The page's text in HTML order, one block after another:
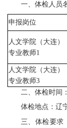
一、体检人员
申报岗位
人文学院（大连）
专业教师1
人文学院（大连）
专业教师3
二、体检时间
体检地点：辽
三、体检要求